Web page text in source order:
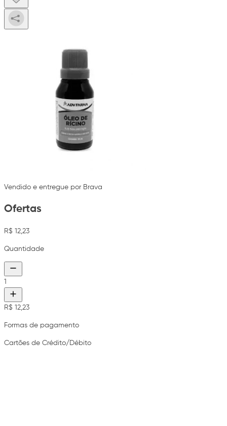
Vendido e entregue por Brava
Ofertas
R$ 12,23
Quantidade
1
R$ 12,23
Formas de pagamento
Cartões de Crédito/Débito